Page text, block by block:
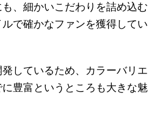
、細かいこだわりを詰め込む
で確かなファンを獲得してい
しているため、カラーバリエ
豊富というところも大きな魅